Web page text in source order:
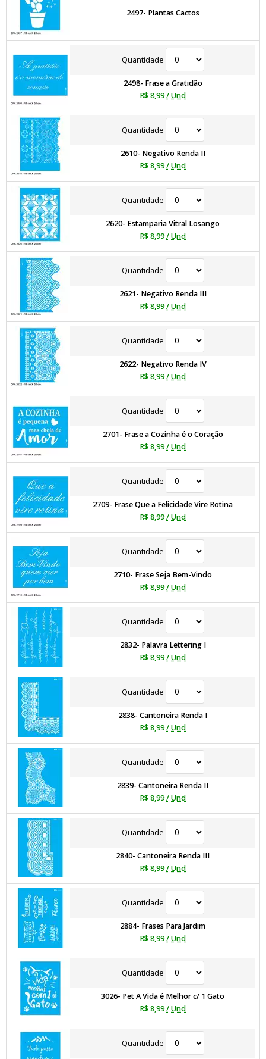
2497- Plantas Cactos
Quantidade
2498- Frase a Gratidão
R$ 8,99/ Und
Quantidade
2610- Negativo Renda II
R$ 8,99/ Und
Quantidade
2620- Estamparia Vitral Losango
R$ 8,99/ Und
Quantidade
2621- Negativo Renda III
R$ 8,99/ Und
Quantidade
2622- Negativo Renda IV
R$ 8,99/ Und
Quantidade
2701- Frase a Cozinha é o Coração
R$ 8,99/ Und
Quantidade
2709- Frase Que a Felicidade Vire Rotina
R$ 8,99/ Und
Quantidade
2710- Frase Seja Bem-Vindo
R$ 8,99/ Und
Quantidade
2832- Palavra Lettering I
R$ 8,99/ Und
Quantidade
2838- Cantoneira Renda I
R$ 8,99/ Und
Quantidade
2839- Cantoneira Renda II
R$ 8,99/ Und
Quantidade
2840- Cantoneira Renda III
R$ 8,99/ Und
Quantidade
2884- Frases Para Jardim
R$ 8,99/ Und
Quantidade
3026- Pet A Vida é Melhor c/ 1 Gato
R$ 8,99/ Und
Quantidade